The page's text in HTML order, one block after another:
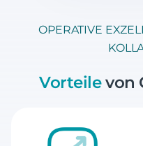
OPERATIVE
Vorteilevon